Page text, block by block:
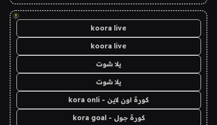
!
koora live
koora live
يلا شوت
يلا شوت
كورة اون لاين - kora onli
كورة جول - kora goal